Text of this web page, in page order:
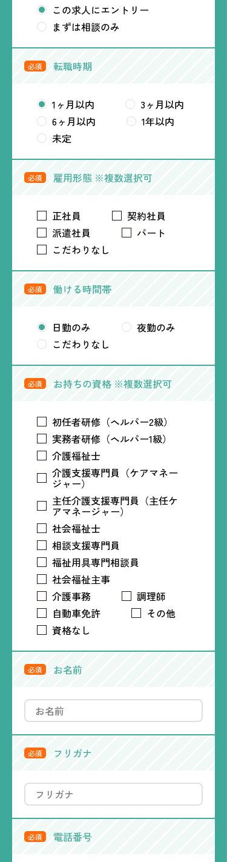
この求人にエントリー
まずは相談のみ
必須 転職時期
1ヶ月以内
3ヶ月以内
6ヶ月以内
1年以内
未定
必須 雇用形態 ※複数選択可
正社員
契約社員
派遣社員
パート
こだわりなし
必須 働ける時間帯
日勤のみ
夜勤のみ
こだわりなし
必須 お持ちの資格 ※複数選択可
初任者研修（ヘルパー2級）
実務者研修（ヘルパー1級）
介護福祉士
介護支援専門員（ケアマネー
ジャー）
主任介護支援専門員（主任ケ
アマネージャー）
社会福祉士
相談支援専門員
福祉用具専門相談員
社会福祉主事
介護事務
調理師
自動車免許
その他
資格なし
必須 お名前
必須 フリガナ
必須 電話番号